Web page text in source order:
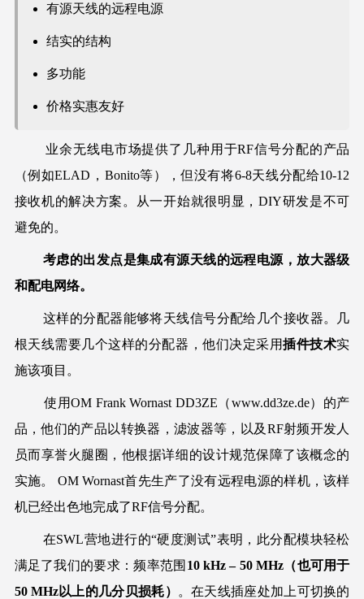
有源天线的远程电源
结实的结构
多功能
价格实惠友好
业余无线电市场提供了几种用于RF信号分配的产品
（例如ELAD，Bonito等），但没有将6-8天线分配给10-12
接收机的解决方案。从一开始就很明显，DIY研发是不可
避免的。
考虑的出发点是集成有源天线的远程电源，放大器级
和配电网络。
这样的分配器能够将天线信号分配给几个接收器。几
根天线需要几个这样的分配器，他们决定采用插件技术实
施该项目。
使用OM Frank Wornast DD3ZE（www.dd3ze.de）的产
品，他们的产品以转换器，滤波器等，以及RF射频开发人
员而享誉火腿圈，他根据详细的设计规范保障了该概念的
实施。 OM Wornast首先生产了没有远程电源的样机，该样
机已经出色地完成了RF信号分配。
在SWL营地进行的“硬度测试”表明，此分配模块轻松
满足了我们的要求：频率范围 10 kHz – 50 MHz（也可用于
50 MHz以上的几分贝损耗）
。在天线插座处加上可切换的